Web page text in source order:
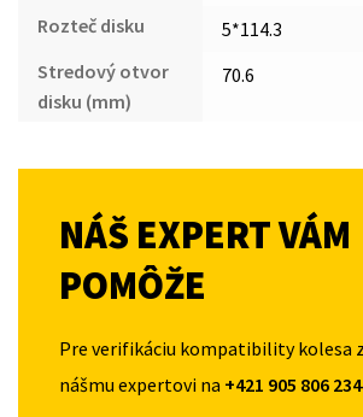
Rozteč disku
5*114.3
Stredový otvor
disku (mm)
70.6
NÁŠ EXPERT VÁM
POMÔŽE
Pre verifikáciu kompatibility kolesa
nášmu expertovi na +421 905 806 234